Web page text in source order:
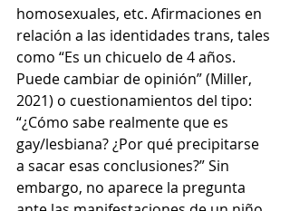
homosexuales, etc. Afirmaciones en
relación a las identidades trans, tales
como “Es un chicuelo de 4 años.
Puede cambiar de opinión” (Miller,
2021) o cuestionamientos del tipo:
“¿Cómo sabe realmente que es
gay/lesbiana? ¿Por qué precipitarse
a sacar esas conclusiones?” Sin
embargo, no aparece la pregunta